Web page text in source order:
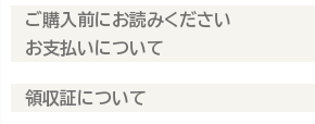
ご購入前にお読みください
お支払いについて
領収証について